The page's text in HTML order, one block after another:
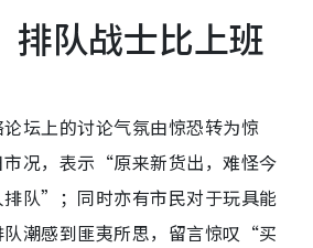
排队战士比上班
坛上的讨论气氛由惊恐转为惊
况，表示“原来新货出，难怪今
队”；同时亦有市民对于玩具能
潮感到匪夷所思，留言惊叹“买